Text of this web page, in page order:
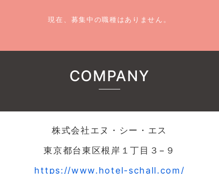
現在、募集中の職種はありません。
COMPANY
株式会社エヌ・シー・エス
東京都台東区根岸１丁目３−９
https://www.hotel-schall.com/